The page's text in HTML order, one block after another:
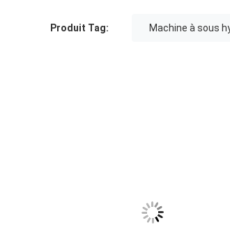
Produit Tag: Machine à sous